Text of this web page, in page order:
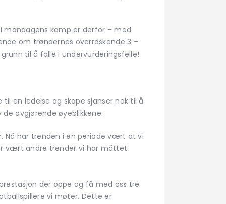
mandagens kamp er derfor – med
om trøndernes overraskende 3 –
til å falle i undervurderingsfelle!
en ledelse og skape sjanser nok til å
avgjørende øyeblikkene.
Nå har trenden i en periode vært at vi
vært andre trender vi har måttet
der oppe og få med oss tre
vi møter. Dette er